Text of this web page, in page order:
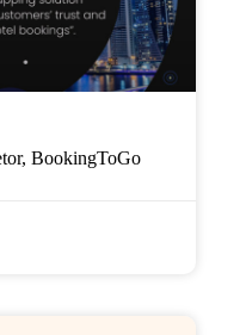
BookingToGo